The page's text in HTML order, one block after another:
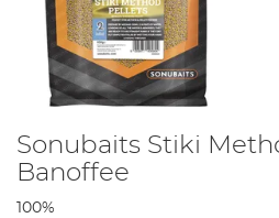
Sonubaits Stiki
Banoffee
100%